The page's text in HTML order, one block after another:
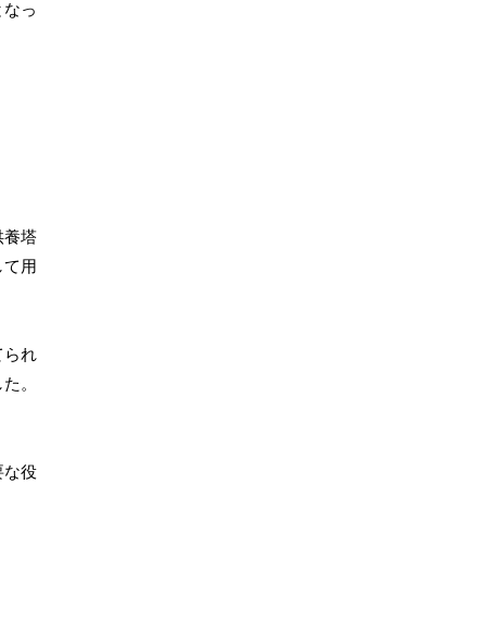
っ
養塔
用
られ
。
な役